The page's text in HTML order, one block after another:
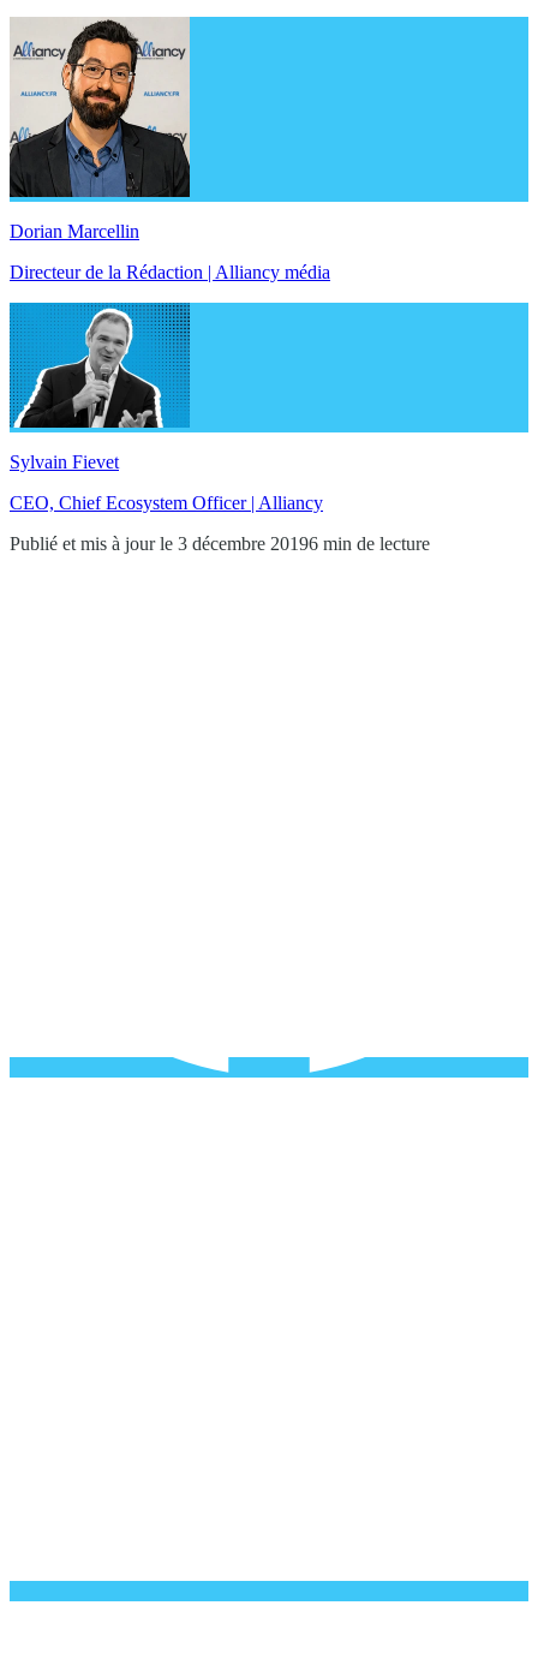
Dorian Marcellin
Directeur de la Rédaction | Alliancy média
Sylvain Fievet
CEO, Chief Ecosystem Officer | Alliancy
Publié et mis à jour le 3 décembre 20196 min de lecture